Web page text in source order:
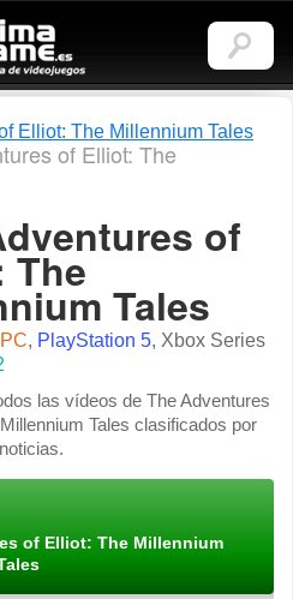
Elliot: The Millennium Tales
of Elliot: The
of
The
Tales
PC, PlayStation 5, Xbox Series
las vídeos de The Adventures
Tales clasificados por
of Elliot: The Millennium